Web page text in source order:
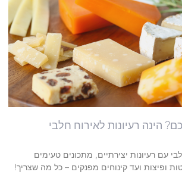
הינה רעיונות לאירוח חלבי
עם רעיונות יצירתיים, מתכונים טעימים
ופיצות ועד קינוחים מפנקים – כל מה שצריך!